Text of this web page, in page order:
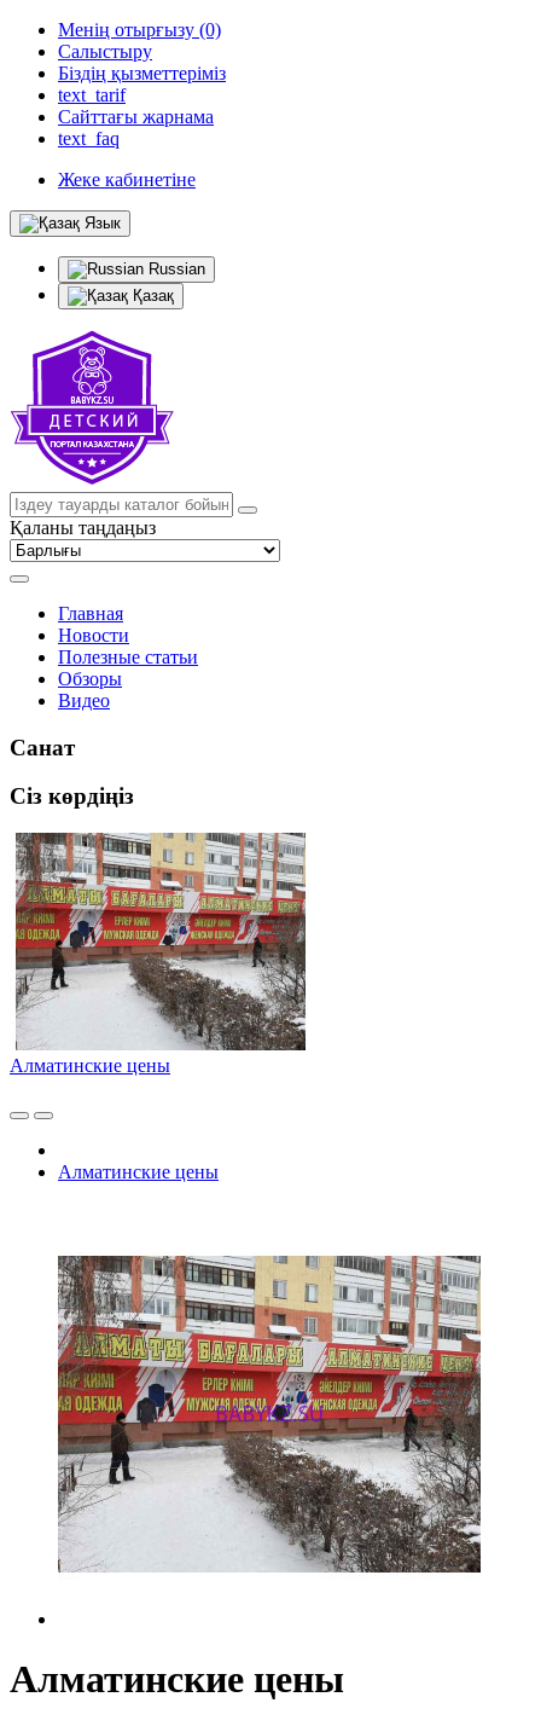
Менің отырғызу (0)
Салыстыру
Біздің қызметтеріміз
text_tarif
Сайттағы жарнама
text_faq
Жеке кабинетіне
Язык
Russian
Қазақ
Қаланы таңдаңыз
Главная
Новости
Полезные статьи
Обзоры
Видео
Санат
Сіз көрдіңіз
Алматинские цены
Алматинские цены
Алматинские цены